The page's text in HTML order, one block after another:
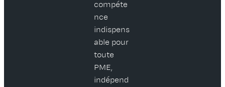
compéte
nce
indispens
able pour
toute
PME,
indépend